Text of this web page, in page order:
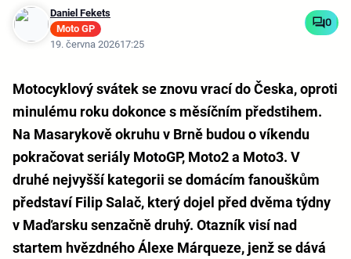
Daniel Fekets
Moto GP
19. června 202617:25
0
Motocyklový svátek se znovu vrací do Česka, oproti
minulému roku dokonce s měsíčním předstihem.
Na Masarykově okruhu v Brně budou o víkendu
pokračovat seriály MotoGP, Moto2 a Moto3. V
druhé nejvyšší kategorii se domácím fanouškům
představí Filip Salač, který dojel před dvěma týdny
v Maďarsku senzačně druhý. Otazník visí nad
startem hvězdného Álexe Márqueze, jenž se dává